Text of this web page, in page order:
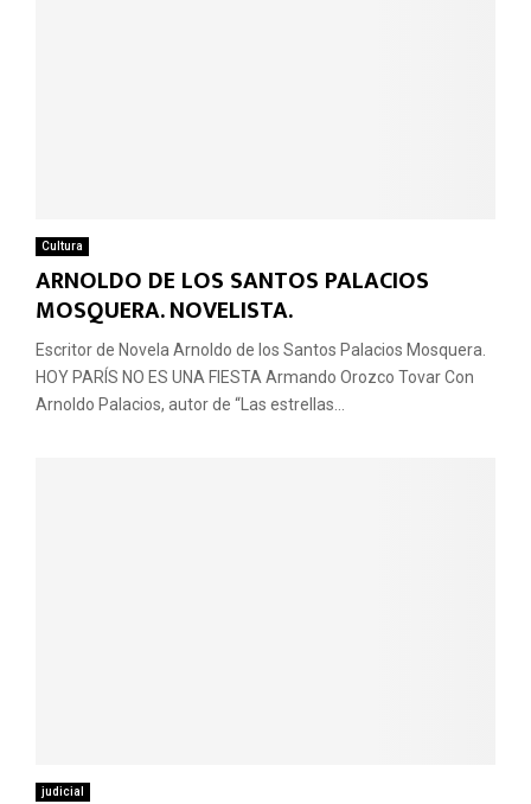
Cultura
ARNOLDO DE LOS SANTOS PALACIOS
MOSQUERA. NOVELISTA.
Escritor de Novela Arnoldo de los Santos Palacios Mosquera.
HOY PARÍS NO ES UNA FIESTA Armando Orozco Tovar Con
Arnoldo Palacios, autor de “Las estrellas...
judicial